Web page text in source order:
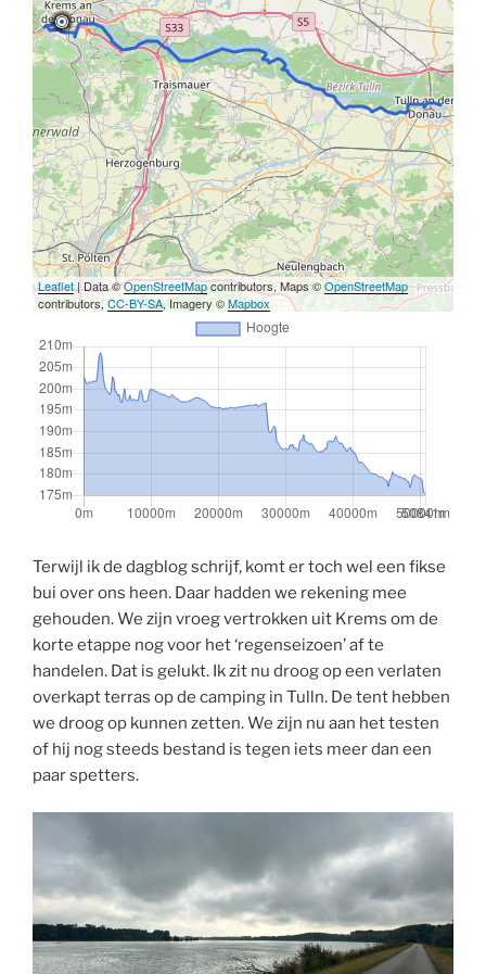
Leaflet| Data ©OpenStreetMapcontributors, Maps ©OpenStreetMap
contributors, CC-BY-SA, Imagery ©Mapbox
Terwijl ik de dagblog schrijf, komt er toch wel een fikse
bui over ons heen. Daar hadden we rekening mee
gehouden. We zijn vroeg vertrokken uit Krems om de
korte etappe nog voor het ‘regenseizoen’ af te
handelen. Dat is gelukt. Ik zit nu droog op een verlaten
overkapt terras op de camping in Tulln. De tent hebben
we droog op kunnen zetten. We zijn nu aan het testen
of hij nog steeds bestand is tegen iets meer dan een
paar spetters.